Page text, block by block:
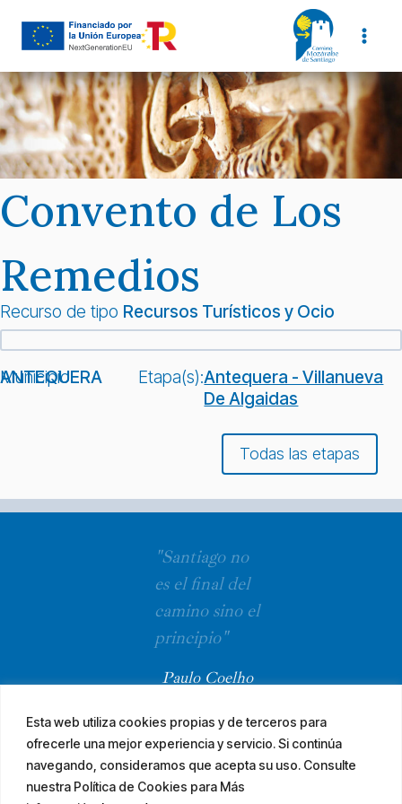
Esta web utiliza cookies propias y de terceros para
ofrecerle una mejor experiencia y servicio. Si continúa
navegando, consideramos que acepta su uso. Consulte
nuestra Política de Cookies para Más
Convento de Los
Remedios
Recurso de tipo Recursos Turísticos y Ocio
Municipio:
ANTEQUERA Etapa(s):Antequera - Villanueva
De Algaidas
Todas las etapas
"Santiago no
es el final del
camino sino el
principio"
Paulo Coelho